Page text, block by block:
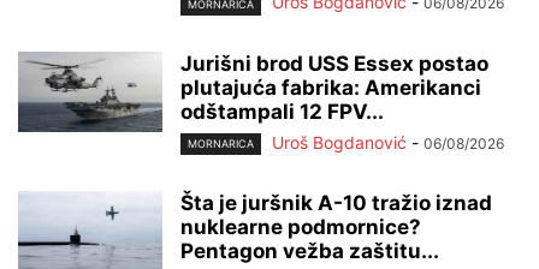
MORNARICA
Jurišni brod USS Essex postao
plutajuća fabrika: Amerikanci
odštampali 12 FPV...
MORNARICA Uroš Bogdanović - 06/08/2026
Šta je juršnik A-10 tražio iznad
nuklearne podmornice?
Pentagon vežba zaštitu...